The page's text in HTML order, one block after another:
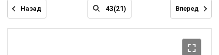
Назад Вперед